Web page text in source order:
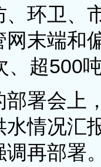
、环卫、
末端和
、超500
署会上
水情况汇
再部署